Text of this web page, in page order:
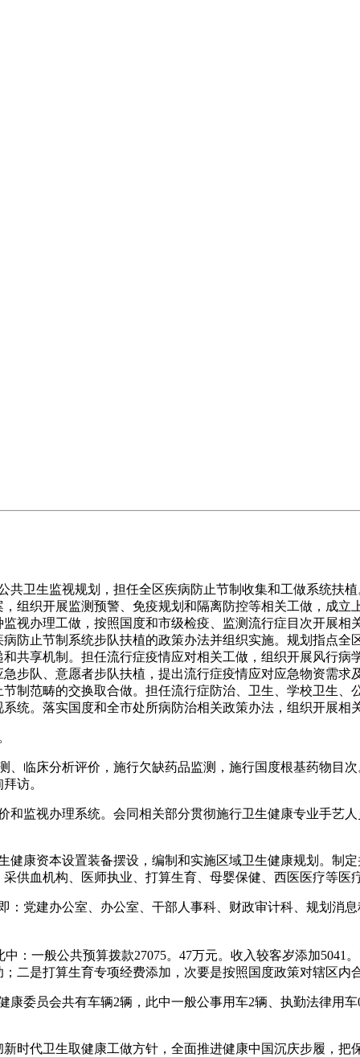
卫生监视规划，担任全区疾病防止节制收集和工做系统扶
组织开展监测预警、免疫规划和隔离防控等相关工做，成
视办理工做，按照国度和市级检疫、监测流行症目次开展
防止节制系统步队扶植的政策办法并组织实施。规划指点
共享机制。担任流行症疫情应对相关工做，组织开展风行
步队、意愿者步队扶植，提出流行症疫情应对应急物资需
制范畴的交换取合做。担任流行症防治、卫生、学校卫生
统。落实国度和全市处所病防治相关政策办法，组织开展相
临床分析评价，施行欠缺药品监测，施行国度根基药物目
访。
视办理系统。会同相关部分贯彻施行卫生健康专业手艺人
康资本设置装备摆设，编制和实施区域卫生健康规划。制
供血机构、医师执业、打算生育、母婴保健、西医医疗等医
党建办公室、办公室、干部人事科、财政审计科、规划消息
一般公共预算拨款27075。47万元。收入较客岁添加5041
二是打算生育专项经费添加，次要是按照国度政策对辖区内
员会共有车辆2辆，此中一般公事用车2辆、执勤法律用车
代卫生取健康工做方针，全面推进健康中国沉庆步履，把